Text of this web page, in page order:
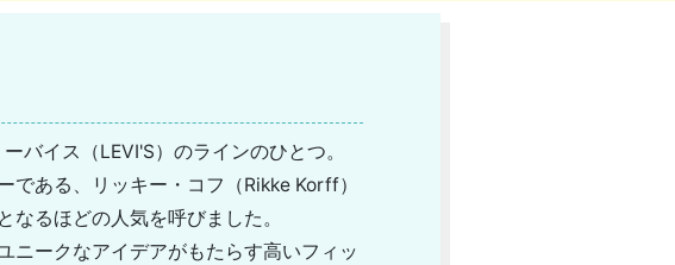
バイス（LEVI'S）のラインのひとつ。
ある、リッキー・コフ（Rikke Korff）
るほどの人気を呼びました。
ニークなアイデアがもたらす高いフィッ